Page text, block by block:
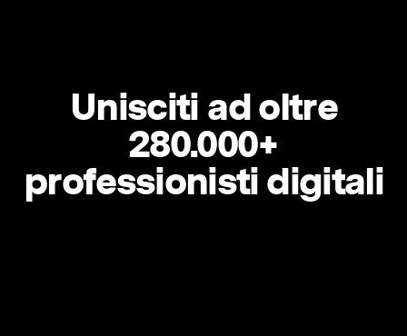
Unisciti ad oltre
280.000+
professionisti digitali